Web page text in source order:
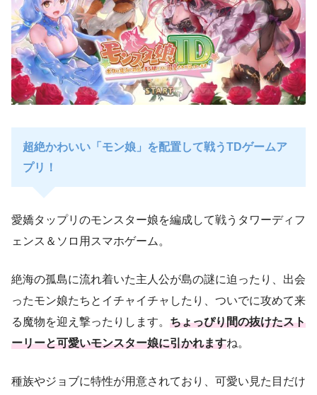
超絶かわいい「モン娘」を配置して戦うTDゲームア
プリ！
愛嬌タップリのモンスター娘を編成して戦うタワーディフ
ェンス＆ソロ用スマホゲーム。
絶海の孤島に流れ着いた主人公が島の謎に迫ったり、出会
ったモン娘たちとイチャイチャしたり、ついでに攻めて来
る魔物を迎え撃ったりします。 ちょっぴり間の抜けたスト
ーリーと可愛いモンスター娘に引かれますね。
種族やジョブに特性が用意されており、可愛い見た目だけ